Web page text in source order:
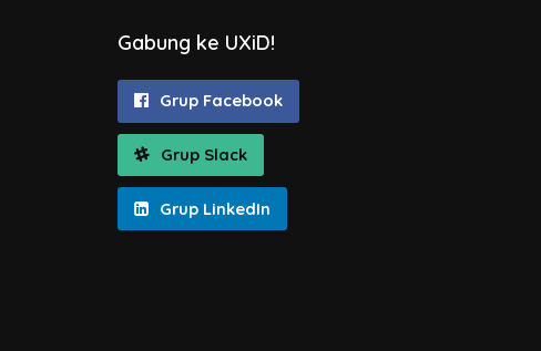
Gabung ke UXiD!
Grup Facebook
Grup Slack
Grup LinkedIn